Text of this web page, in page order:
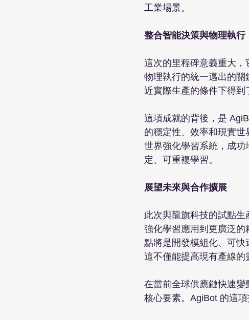
工業場景。
整合智能決策與物理執行
這次的里程碑意義重大
物理執行的統一邁出的
近實際生產的條件下得到
這項成就的背後，是
的穩定性、效率和現實
世界強化學習系統，成
定、可重複學習。
展望未來與合作擴展
此次與龍旗科技的試點
強化學習應用到更廣泛
點將是開發模組化、可快
這不僅能提高現有產線的
在當前全球供應鏈快速
核心要素。AgiBot 的這